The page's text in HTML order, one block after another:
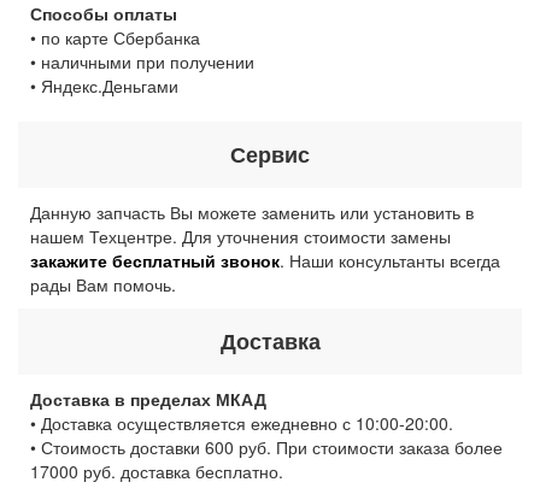
Способы оплаты
• по карте Сбербанка
• наличными при получении
• Яндекс.Деньгами
Сервис
Данную запчасть Вы можете заменить или установить в
нашем Техцентре. Для уточнения стоимости замены
закажите бесплатный звонок. Наши консультанты всегда
рады Вам помочь.
Доставка
Доставка в пределах МКАД
• Доставка осуществляется ежедневно с 10:00-20:00.
• Стоимость доставки 600 руб. При стоимости заказа более
17000 руб. доставка бесплатно.